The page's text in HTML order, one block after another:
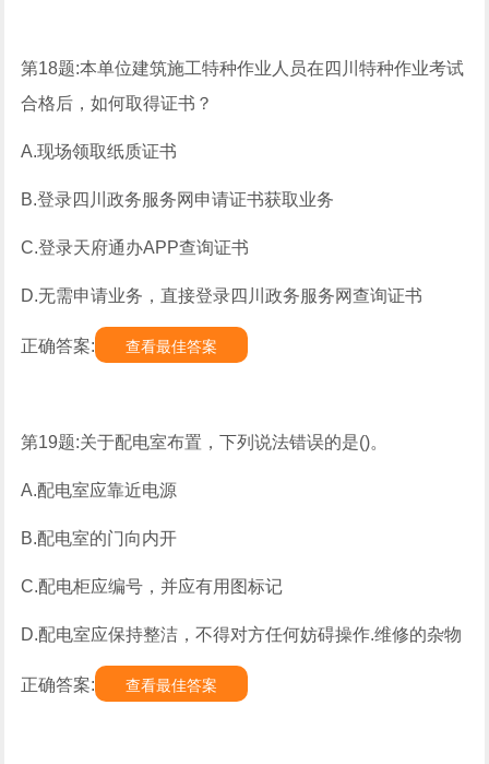
第18题:本单位建筑施工特种作业人员在四川特种作业考试
合格后，如何取得证书？
A.现场领取纸质证书
B.登录四川政务服务网申请证书获取业务
C.登录天府通办APP查询证书
D.无需申请业务，直接登录四川政务服务网查询证书
正确答案: 查看最佳答案
第19题:关于配电室布置，下列说法错误的是()。
A.配电室应靠近电源
B.配电室的门向内开
C.配电柜应编号，并应有用图标记
D.配电室应保持整洁，不得对方任何妨碍操作.维修的杂物
正确答案: 查看最佳答案